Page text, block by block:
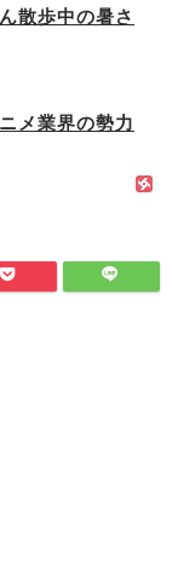
散歩中の暑さ
メ業界の勢力